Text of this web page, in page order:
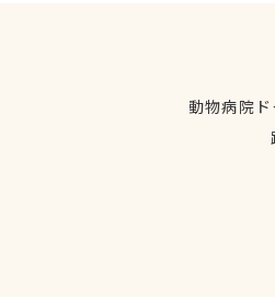
動物病院